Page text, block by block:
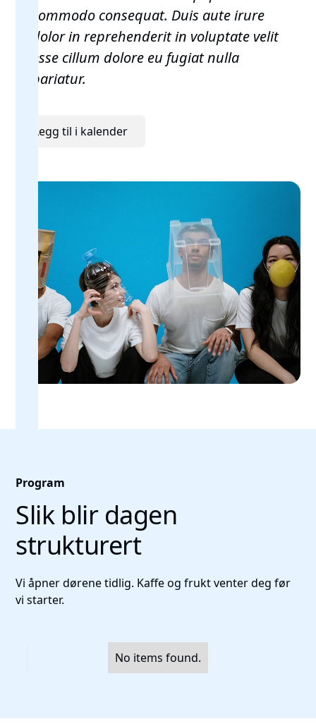
commodo consequat. Duis aute irure
dolor in reprehenderit in voluptate velit
esse cillum dolore eu fugiat nulla
pariatur.
Legg til i kalender
Program
Slik blir dagen
strukturert
Vi åpner dørene tidlig. Kaffe og frukt venter deg før
vi starter.
No items found.